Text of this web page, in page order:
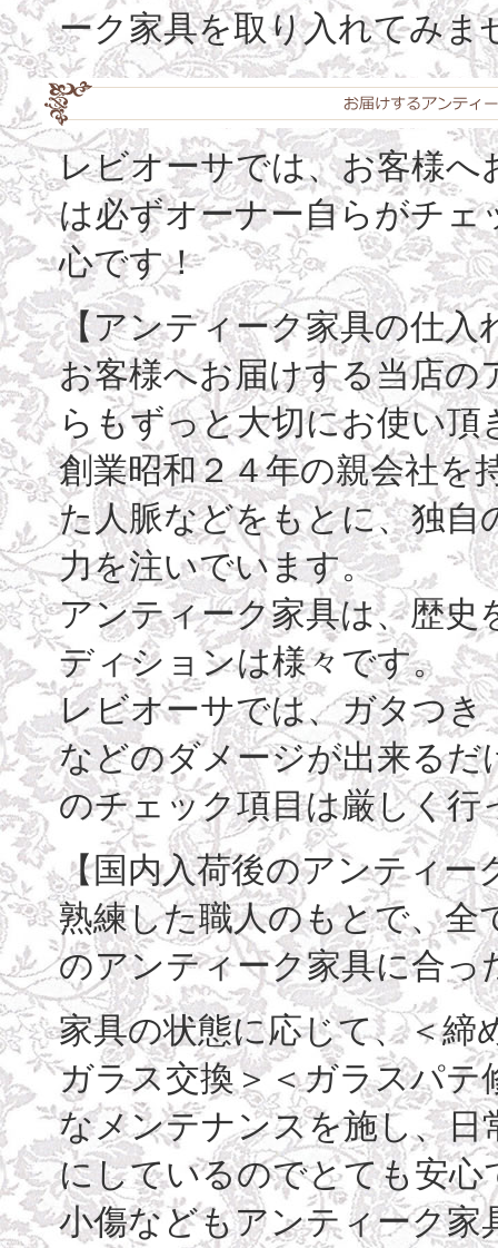
ーク家具を取り入れてみま
レビオーサでは、お客様
は必ずオーナー自らがチ
心です！
【アンティーク家具の仕
お客様へお届けする当店
らもずっと大切にお使い
創業昭和２４年の親会社を
た人脈などをもとに、独自
力を注いでいます。
アンティーク家具は、歴
ディションは様々です。
レビオーサでは、ガタつき
などのダメージが出来る
のチェック項目は厳しく
【国内入荷後のアンティ
熟練した職人のもとで、
のアンティーク家具に合
家具の状態に応じて、＜締
ガラス交換＞＜ガラスパテ
なメンテナンスを施し、
にしているのでとても安心
小傷などもアンティーク家